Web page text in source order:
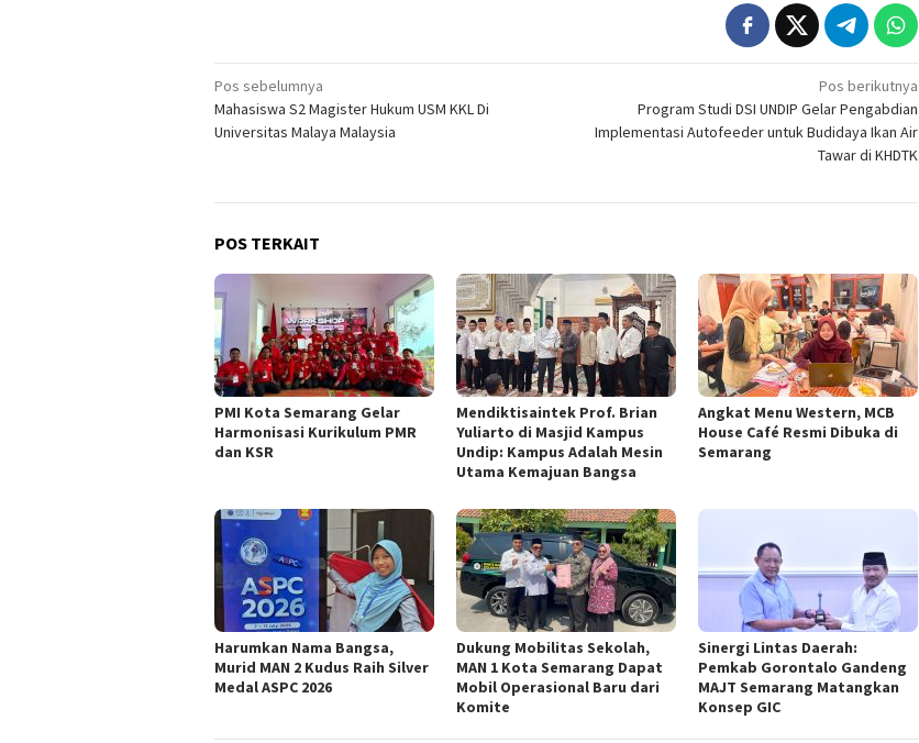
Navigasi
pos
Pos sebelumnya
Mahasiswa S2 Magister Hukum USM KKL Di
Universitas Malaya Malaysia
Pos berikutnya
Program Studi DSI UNDIP Gelar Pengabdian
Implementasi Autofeeder untuk Budidaya Ikan Air
Tawar di KHDTK
POS TERKAIT
PMI Kota Semarang Gelar
Harmonisasi Kurikulum PMR
dan KSR
Mendiktisaintek Prof. Brian
Yuliarto di Masjid Kampus
Undip: Kampus Adalah Mesin
Utama Kemajuan Bangsa
Angkat Menu Western, MCB
House Café Resmi Dibuka di
Semarang
Harumkan Nama Bangsa,
Murid MAN 2 Kudus Raih Silver
Medal ASPC 2026
Dukung Mobilitas Sekolah,
MAN 1 Kota Semarang Dapat
Mobil Operasional Baru dari
Komite
Sinergi Lintas Daerah:
Pemkab Gorontalo Gandeng
MAJT Semarang Matangkan
Konsep GIC